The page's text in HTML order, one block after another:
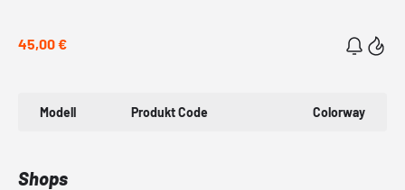
45,00 €
Modell Produkt Code Colorway
Shops